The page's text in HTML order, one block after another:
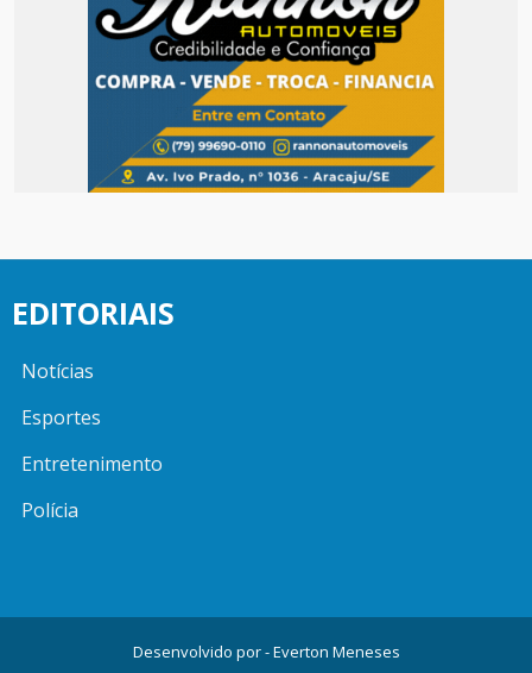
EDITORIAIS
Notícias
Esportes
Entretenimento
Polícia
Desenvolvido por -Everton Meneses